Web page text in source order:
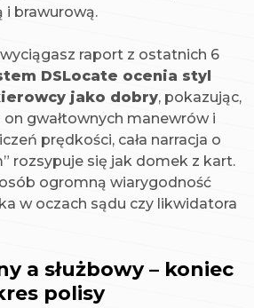
i brawurową.
raport z ostatnich 6
DSLocate ocenia styl
jako dobry, pokazując,
on gwałtownych manewrów i
prędkości, cała narracja o
rozsypuje się jak domek z kart.
ogromną wiarygodność
w oczach sądu czy likwidatora
a służbowy – koniec
polisy